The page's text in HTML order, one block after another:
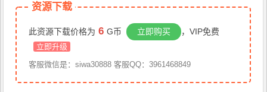
资源下载
此资源下载价格为 6 G币 立即购买 ，VIP免费
立即升级
客服微信是：siwa30888 客服QQ：3961468849